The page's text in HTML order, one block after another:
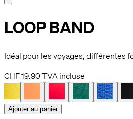
LOOP BAND
Idéal pour les voyages, différentes
CHF 19.90TVA incluse
Ajouter au panier